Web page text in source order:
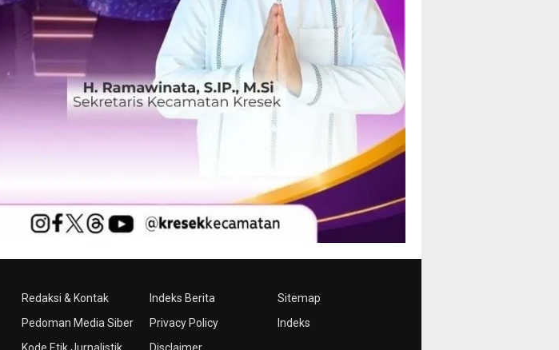
Redaksi & Kontak
Pedoman Media Siber
Indeks Berita
Privacy Policy
Sitemap
Indeks